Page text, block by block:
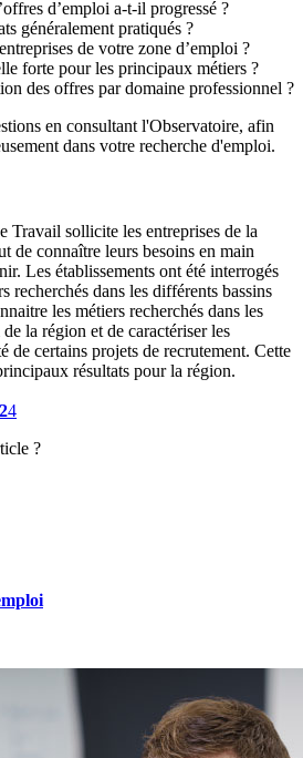
d’emploi a-t-il progressé ?
généralement pratiqués ?
de votre zone d’emploi ?
forte pour les principaux métiers ?
des offres par domaine professionnel ?
en consultant l'Observatoire, afin
dans votre recherche d'emploi.
Travail sollicite les entreprises de la
de connaître leurs besoins en main
Les établissements ont été interrogés
recherchés dans les différents bassins
les métiers recherchés dans les
la région et de caractériser les
de certains projets de recrutement. Cette
résultats pour la région.
4
?